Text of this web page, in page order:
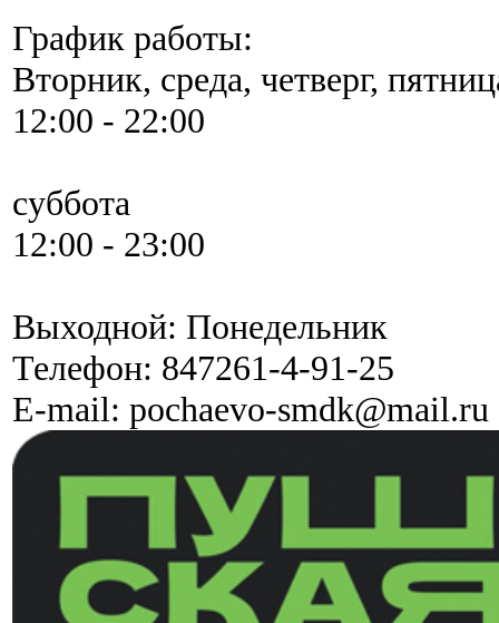
График работы:
Вторник, среда, четверг,
12:00 - 22:00
суббота
12:00 - 23:00
Выходной: Понедельник
Телефон: 847261-4-91-25
E-mail: pochaevo-smdk@mail.ru